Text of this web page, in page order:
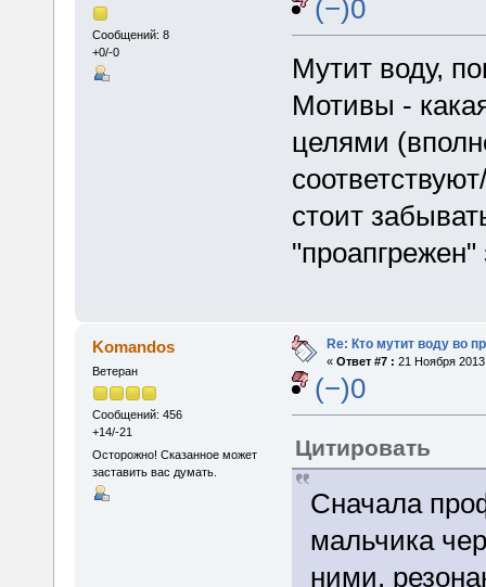
Сообщений: 8
+0/-0
(−)0
Мутит воду,
Мотивы -
целями
стоит
Komandos
Ветеран
Сообщений: 456
+14/-21
Осторожно! Сказанное может
заставить вас думать.
Re: Кто мутит воду во
« Ответ #7 : 21 Ноября
(−)0
Цитировать
Сначала
мальчика
ними,